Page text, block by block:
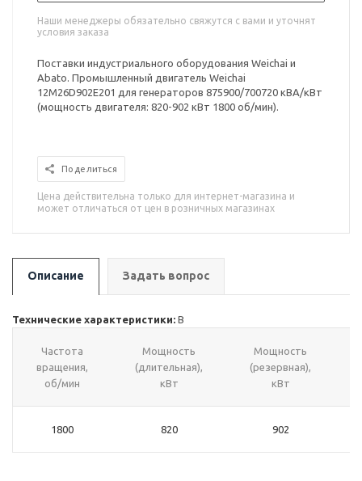
Наши менеджеры обязательно свяжутся с вами и уточнят
условия заказа
Поставки индустриального оборудования Weichai и
Abato. Промышленный двигатель Weichai
12M26D902E201 для генераторов 875900/700720 кВА/кВт
(мощность двигателя: 820-902 кВт 1800 об/мин).
Поделиться
Цена действительна только для интернет-магазина и
может отличаться от цен в розничных магазинах
Описание Задать вопрос
Технические характеристики: В
Частота
вращения,
об/мин
Мощность
(длительная),
кВт
Мощность
(резервная),
кВт
1800 820 902